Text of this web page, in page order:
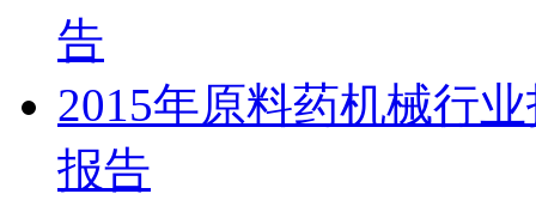
告
2015年原料药机械行
报告